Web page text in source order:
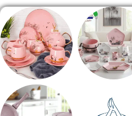
شاي بالجاتوه